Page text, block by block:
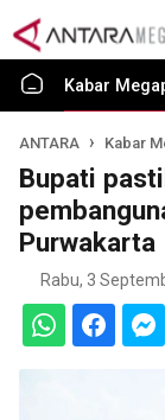
Kabar
ANTARA Kabar
Bupati
Purwakarta
Rabu, 3